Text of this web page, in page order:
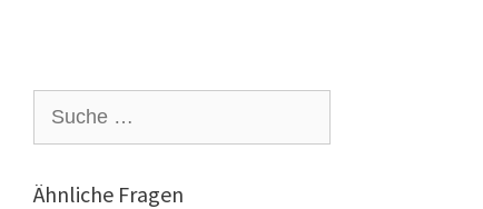
nach:
Ähnliche Fragen